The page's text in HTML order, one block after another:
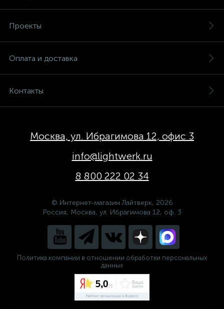
Проекты
Оплата и доставка
Контакты
Москва, ул. Ибрагимова 12, офис 3
info@lightwerk.ru
8 800 222 02 34
© Интернет-магазин Лайтверк, 2026
Россия, Москва, ул. Ибрагимова 12, оф. 3
Политика компании в отношении обработки персональных
данных